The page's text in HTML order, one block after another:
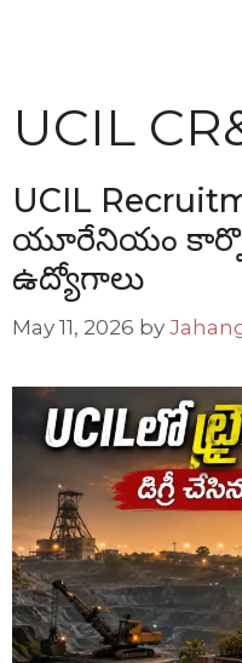
UCIL
UCIL
యూరేనియం
ఉద్యోగాలు
May 11, 2026 by